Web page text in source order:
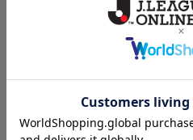
インフォメーション
Ｊリーグオンラインストアとは
利用規約
個人情報保護方針